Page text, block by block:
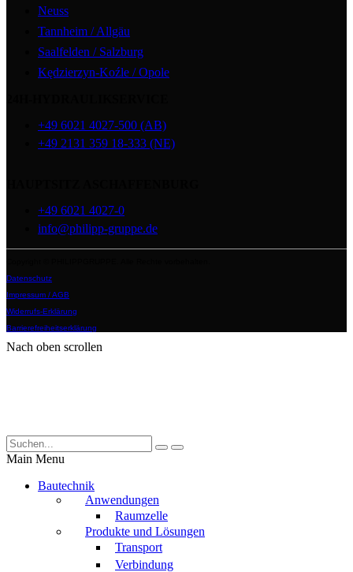
Neuss
Tannheim / Allgäu
Saalfelden / Salzburg
Kędzierzyn-Koźle / Opole
+49 6021 4027-500 (AB)
+49 2131 359 18-333 (NE)
+49 6021 4027-0
info@philipp-gruppe.de
Datenschutz
Impressum / AGB
Widerrufs-Erklärung
Barrierefreiheitserklärung
Nach oben scrollen
Main Menu
Bautechnik
Anwendungen
Raumzelle
Produkte und Lösungen
Transport
Verbindung